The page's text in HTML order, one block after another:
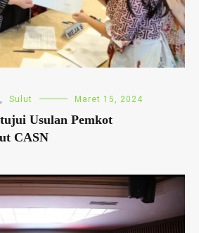
, Sulut Maret 15, 2024
Usulan Pemkot
CASN